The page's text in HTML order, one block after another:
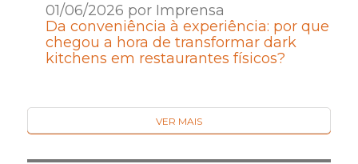
01/06/2026 por Imprensa
Da conveniência à experiência: por que
chegou a hora de transformar dark
kitchens em restaurantes físicos?
VER MAIS